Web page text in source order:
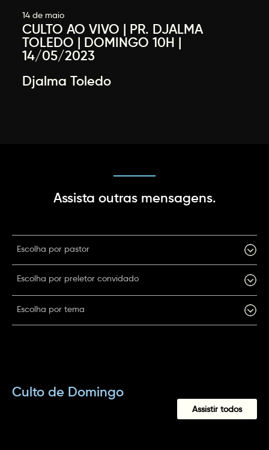
14 de maio
CULTO AO VIVO | PR. DJALMA
TOLEDO | DOMINGO 10H |
14/05/2023
Djalma Toledo
Assista outras mensagens.
Escolha por pastor
Escolha por preletor convidado
Escolha por tema
Culto de Domingo
Assistir todos